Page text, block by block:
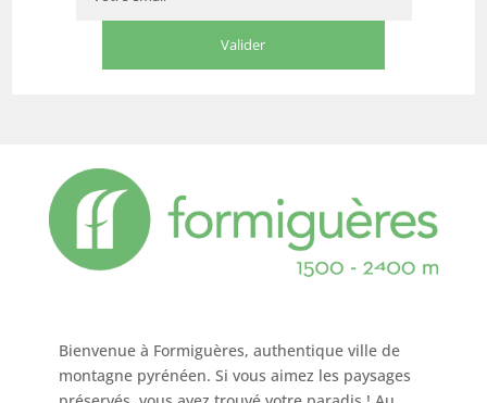
Bienvenue à Formiguères, authentique ville de
montagne pyrénéen. Si vous aimez les paysages